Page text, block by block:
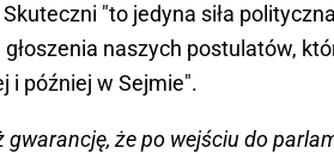
Skuteczni "to jedyna siła
naszych postulatów,
i później w Sejmie".
gwarancję, że po wejściu do